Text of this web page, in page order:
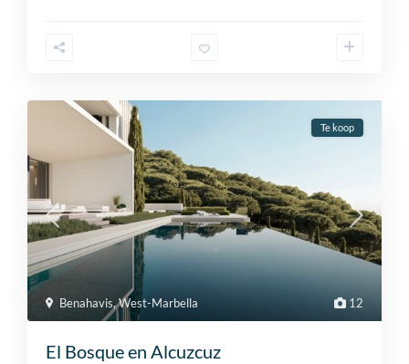
12
Benahavis,West-Marbella
Te koop
El Bosque en Alcuzcuz